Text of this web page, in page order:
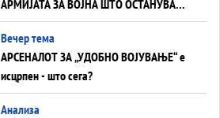
АРМИЈАТА ЗА ВОЈНА ШТО ОСТАНУВА
БЕЗ ФРОНТ
Вечер тема
АРСЕНАЛОТ ЗА „УДОБНО ВОЈУВАЊЕ“ е
исцрпен - што сега?
Анализа